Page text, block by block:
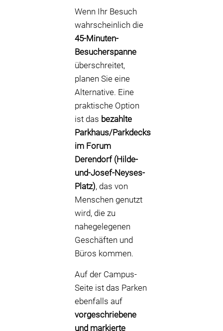
Wenn Ihr Besuch
wahrscheinlich die
45-Minuten-
Besucherspanne
überschreitet,
planen Sie eine
Alternative. Eine
praktische Option
ist das bezahlte
Parkhaus/Parkdecks
im Forum
Derendorf (Hilde-
und-Josef-Neyses-
Platz), das von
Menschen genutzt
wird, die zu
nahegelegenen
Geschäften und
Büros kommen.
Auf der Campus-
Seite ist das Parken
ebenfalls auf
vorgeschriebene
und markierte